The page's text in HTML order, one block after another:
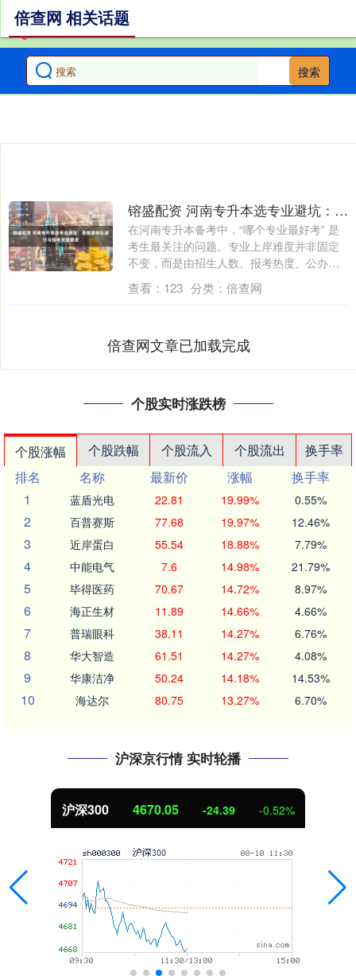
搜索
倍查网 相关话题
镕盛配资 河南专升本选专业避坑：各难度梯队排行与报考关键要点
在河南专升本备考中，“哪个专业最好考” 是
考生最关注的问题。专业上岸难度并非固定
不变，而是由招生人数、报考热度、公办院
校....
查看： 123 分类： 倍查网
倍查网文章已加载完成
个股实时涨跌榜
个股涨幅 个股跌幅 个股流入 个股流出
换手率
排名
名称 最新价 涨幅
换手率
1
蓝盾光电 22.81 19.99% 0.55%
2 百普赛斯 77.68 19.97% 12.46%
3 近岸蛋白 55.54 18.88% 7.79%
4 中能电气 7.6 14.98% 21.79%
5 毕得医药 70.67 14.72% 8.97%
6 海正生材 11.89 14.66% 4.66%
7 普瑞眼科 38.11 14.27% 6.76%
8 华大智造 61.51 14.27% 4.08%
9 华康洁净 50.24 14.18% 14.53%
10 海达尔 80.75 13.27% 6.70%
沪深京行情 实时轮播
沪深300 4670.05 -24.39 -0.52%